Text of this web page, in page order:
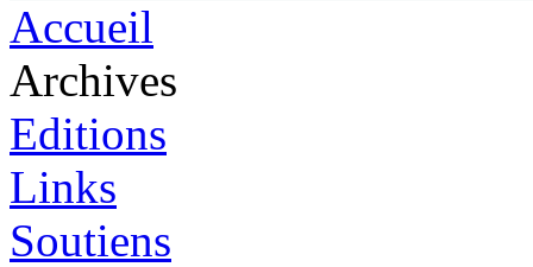
Accueil
Archives
Editions
Links
Soutiens